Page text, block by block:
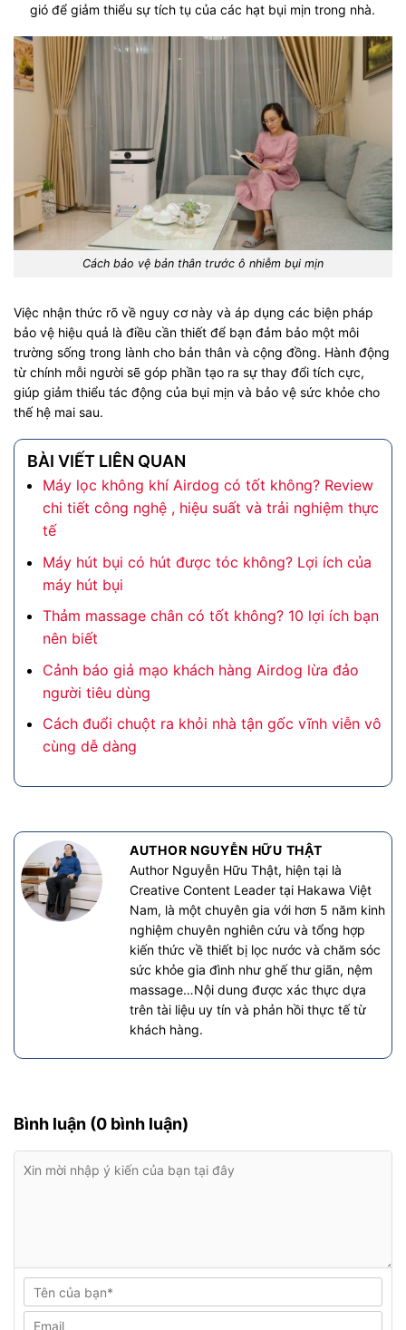
gió để giảm thiểu sự tích tụ của các hạt bụi mịn trong nhà.
Cách bảo vệ bản thân trước ô nhiễm bụi mịn
Việc nhận thức rõ về nguy cơ này và áp dụng các biện pháp
bảo vệ hiệu quả là điều cần thiết để bạn đảm bảo một môi
trường sống trong lành cho bản thân và cộng đồng. Hành động
từ chính mỗi người sẽ góp phần tạo ra sự thay đổi tích cực,
giúp giảm thiểu tác động của bụi mịn và bảo vệ sức khỏe cho
thế hệ mai sau.
BÀI VIẾT LIÊN QUAN
Máy lọc không khí Airdog có tốt không? Review
chi tiết công nghệ , hiệu suất và trải nghiệm thực
tế
Máy hút bụi có hút được tóc không? Lợi ích của
máy hút bụi
Thảm massage chân có tốt không? 10 lợi ích bạn
nên biết
Cảnh báo giả mạo khách hàng Airdog lừa đảo
người tiêu dùng
Cách đuổi chuột ra khỏi nhà tận gốc vĩnh viễn vô
cùng dễ dàng
AUTHOR NGUYỄN HỮU THẬT
Author Nguyễn Hữu Thật, hiện tại là
Creative Content Leader tại Hakawa Việt
Nam, là một chuyên gia với hơn 5 năm kinh
nghiệm chuyên nghiên cứu và tổng hợp
kiến thức về thiết bị lọc nước và chăm sóc
sức khỏe gia đình như ghế thư giãn, nệm
massage…Nội dung được xác thực dựa
trên tài liệu uy tín và phản hồi thực tế từ
khách hàng.
Bình luận (0 bình luận)